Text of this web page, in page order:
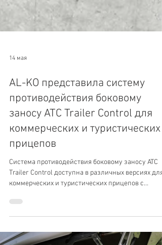
AL-KO представила систему
противодействия боковому
заносу ATC Trailer Control для
коммерческих и туристических
прицепов
Trailer Control доступна в различных версиях для
коммерческих и туристических прицепов с
тонн.